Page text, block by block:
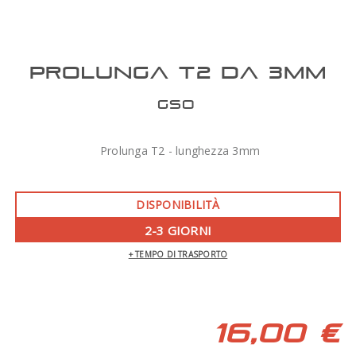
PROLUNGA T2 DA 3MM
GSO
Prolunga T2 - lunghezza 3mm
DISPONIBILITÀ
2-3 GIORNI
+ TEMPO DI TRASPORTO
16,00 €